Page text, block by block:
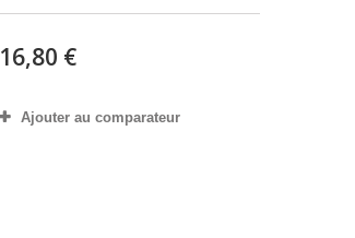
16,80 €
Ajouter au comparateur